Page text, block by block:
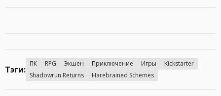
Тэги:
ПК RPG Экшен Приключение Игры
Kickstarter
Shadowrun Returns
Harebrained Schemes